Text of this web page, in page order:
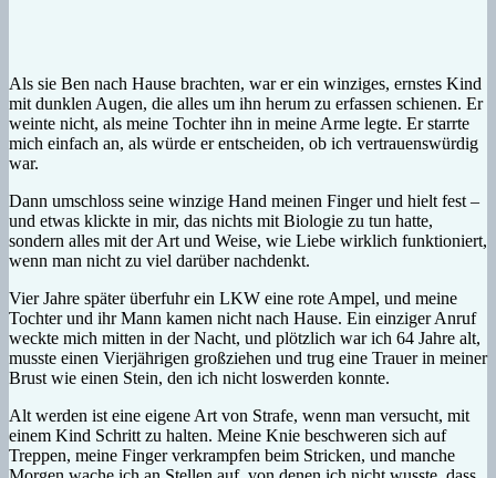
Als sie Ben nach Hause brachten, war er ein winziges, ernstes Kind
mit dunklen Augen, die alles um ihn herum zu erfassen schienen. Er
weinte nicht, als meine Tochter ihn in meine Arme legte. Er starrte
mich einfach an, als würde er entscheiden, ob ich vertrauenswürdig
war.
Dann umschloss seine winzige Hand meinen Finger und hielt fest –
und etwas klickte in mir, das nichts mit Biologie zu tun hatte,
sondern alles mit der Art und Weise, wie Liebe wirklich funktioniert,
wenn man nicht zu viel darüber nachdenkt.
Vier Jahre später überfuhr ein LKW eine rote Ampel, und meine
Tochter und ihr Mann kamen nicht nach Hause. Ein einziger Anruf
weckte mich mitten in der Nacht, und plötzlich war ich 64 Jahre alt,
musste einen Vierjährigen großziehen und trug eine Trauer in meiner
Brust wie einen Stein, den ich nicht loswerden konnte.
Alt werden ist eine eigene Art von Strafe, wenn man versucht, mit
einem Kind Schritt zu halten. Meine Knie beschweren sich auf
Treppen, meine Finger verkrampfen beim Stricken, und manche